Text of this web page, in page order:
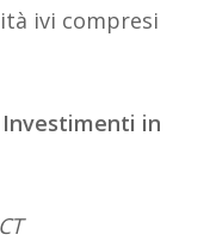
ivi compresi
Investimenti in